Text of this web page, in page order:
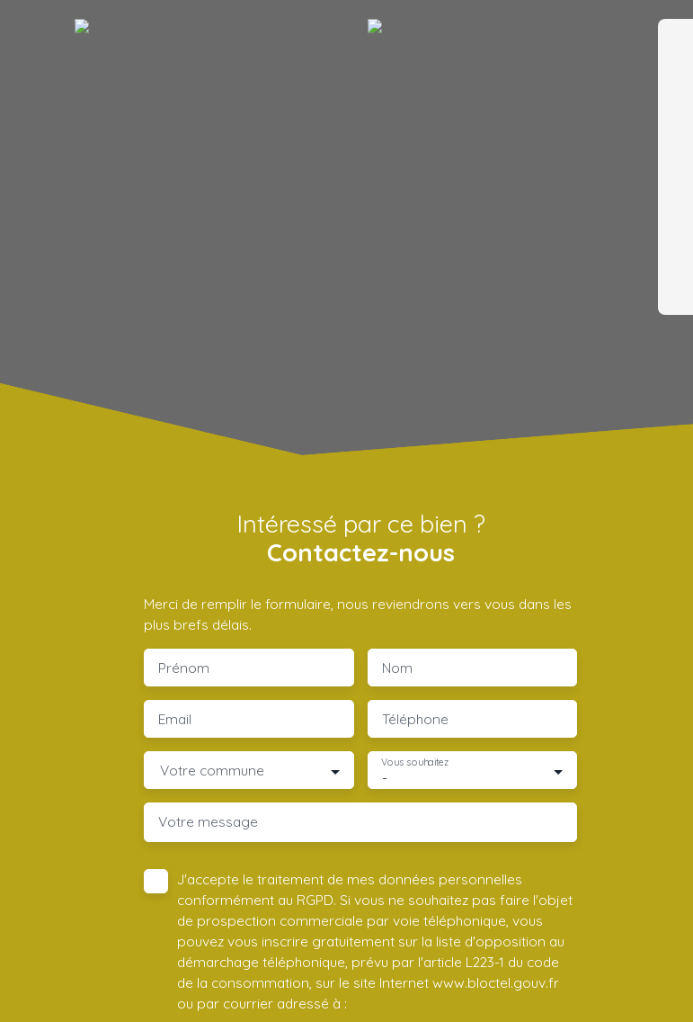
Intéressé par ce bien ?
Contactez-nous
Merci de remplir le formulaire, nous reviendrons vers vous dans les
plus brefs délais.
Prénom Nom
Email Téléphone
Votre commune -
Vous souhaitez
Votre message
J'accepte le traitement de mes données personnelles
conformément au RGPD. Si vous ne souhaitez pas faire l'objet
de prospection commerciale par voie téléphonique, vous
pouvez vous inscrire gratuitement sur la liste d'opposition au
démarchage téléphonique, prévu par l'article L223-1 du code
de la consommation, sur le site Internet www.bloctel.gouv.fr
ou par courrier adressé à :